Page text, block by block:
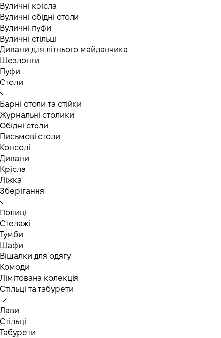
Вуличні крісла
Вуличні обідні столи
Вуличні пуфи
Вуличні стільці
Дивани для літнього майданчика
Шезлонги
Пуфи
Столи
Барні столи та стійки
Журнальні столики
Обідні столи
Письмові столи
Консолі
Дивани
Крісла
Ліжка
Зберігання
Полиці
Стелажі
Тумби
Шафи
Вішалки для одягу
Комоди
Лімітована колекція
Стільці та табурети
Лави
Стільці
Табурети